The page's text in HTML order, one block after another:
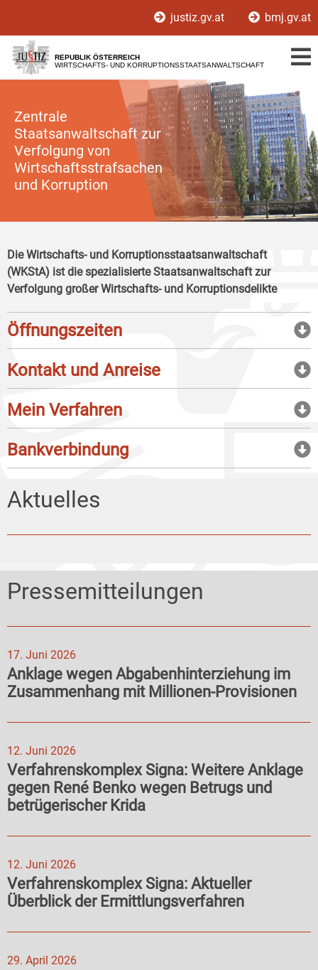
[1]
[2]
justiz.gv.at bmj.gv.at
REPUBLIK ÖSTERREICH
WIRTSCHAFTS- UND KORRUPTIONSSTAATSANWALTSCHAFT
Zentrale
Staatsanwaltschaft zur
Verfolgung von
Wirtschaftsstrafsachen
und Korruption
Die Wirtschafts- und Korruptionsstaatsanwaltschaft
(WKStA) ist die spezialisierte Staatsanwaltschaft zur
Verfolgung großer Wirtschafts- und Korruptionsdelikte
Öffnungszeiten
Kontakt und Anreise
Mein Verfahren
Bankverbindung
Aktuelles
Pressemitteilungen
17. Juni 2026
Anklage wegen Abgabenhinterziehung im
Zusammenhang mit Millionen-Provisionen
12. Juni 2026
Verfahrenskomplex Signa: Weitere Anklage
gegen René Benko wegen Betrugs und
betrügerischer Krida
12. Juni 2026
Verfahrenskomplex Signa: Aktueller
Überblick der Ermittlungsverfahren
29. April 2026